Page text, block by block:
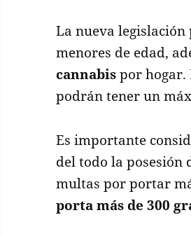
La nueva
menores de edad,
cannabispor hogar.
podrán tener un
Es importante
del todo la posesión
multas por portar
porta más de 300